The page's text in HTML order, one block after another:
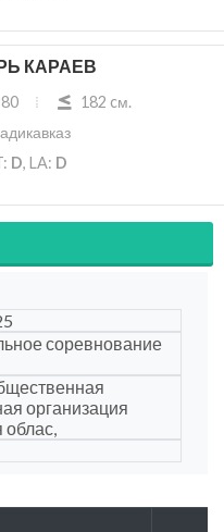
КАРАЕВ
182 cм.
D, LA: D
соревнование
организация
облас,